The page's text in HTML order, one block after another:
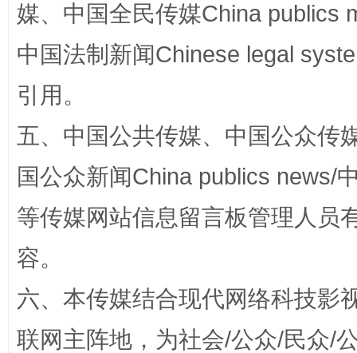
完善运行机制助力责任有效落实 一纸欠
媒、中国全民传媒China publics
中国法制新闻Chinese legal
引用。
五、中国公共传媒、中国公众传
国公众新闻China publics news/
等传媒网站信息留言板管理人员
容。
六、本传媒结合现代网络科技影
联网主阵地，为社会/公众/民众/